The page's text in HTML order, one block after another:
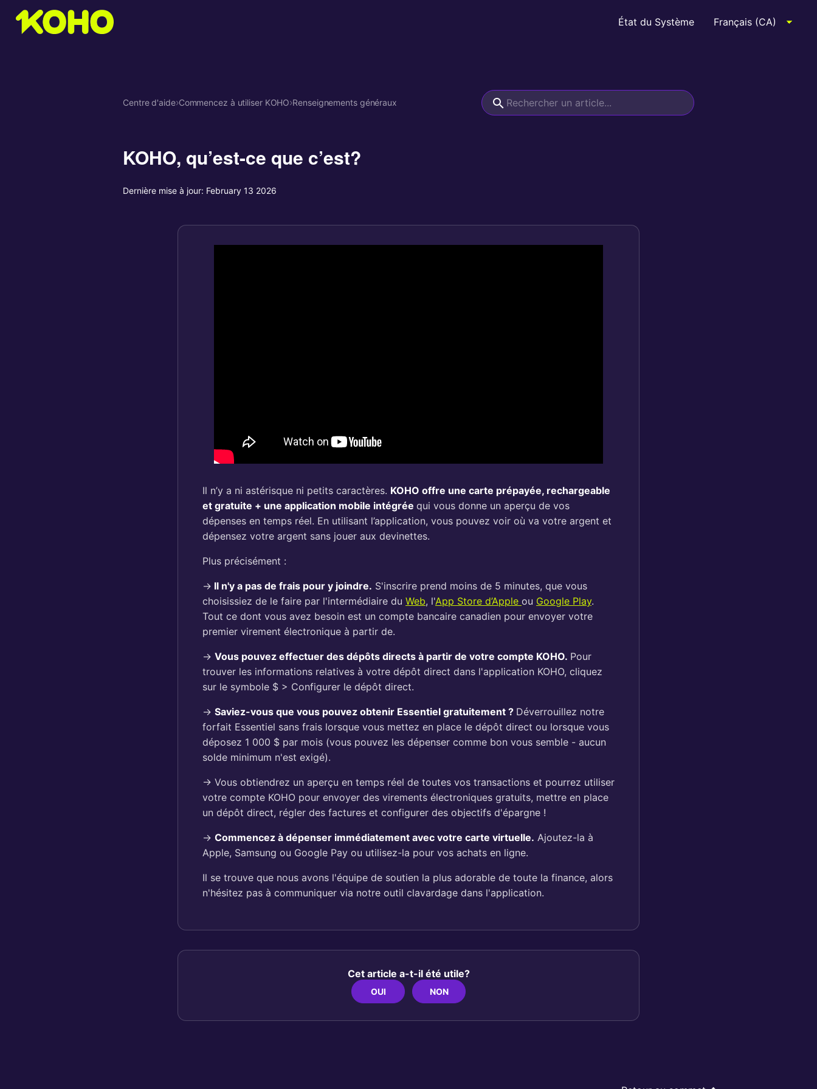
État du Système
Centre d'aide›Commencez à utiliser KOHO›Renseignements généraux
KOHO, qu’est-ce que c’est?
Dernière mise à jour: February 13 2026
Il n’y a ni astérisque ni petits caractères. KOHO offre une carte prépayée, rechargeable
et gratuite + une application mobile intégrée qui vous donne un aperçu de vos
dépenses en temps réel. En utilisant l’application, vous pouvez voir où va votre argent et
dépensez votre argent sans jouer aux devinettes.
Plus précisément :
→ Il n'y a pas de frais pour y joindre. S'inscrire prend moins de 5 minutes, que vous
choisissiez de le faire par l'intermédiaire du Web, l'App Store d’Apple ou Google Play.
Tout ce dont vous avez besoin est un compte bancaire canadien pour envoyer votre
premier virement électronique à partir de.
→ Vous pouvez effectuer des dépôts directs à partir de votre compte KOHO. Pour
trouver les informations relatives à votre dépôt direct dans l'application KOHO, cliquez
sur le symbole $ > Configurer le dépôt direct.
→ Saviez-vous que vous pouvez obtenir Essentiel gratuitement ? Déverrouillez notre
forfait Essentiel sans frais lorsque vous mettez en place le dépôt direct ou lorsque vous
déposez 1 000 $ par mois (vous pouvez les dépenser comme bon vous semble - aucun
solde minimum n'est exigé).
→ Vous obtiendrez un aperçu en temps réel de toutes vos transactions et pourrez utiliser
votre compte KOHO pour envoyer des virements électroniques gratuits, mettre en place
un dépôt direct, régler des factures et configurer des objectifs d'épargne !
→ Commencez à dépenser immédiatement avec votre carte virtuelle. Ajoutez-la à
Apple, Samsung ou Google Pay ou utilisez-la pour vos achats en ligne.
Il se trouve que nous avons l'équipe de soutien la plus adorable de toute la finance, alors
n'hésitez pas à communiquer via notre outil clavardage dans l'application.
Cet article a-t-il été utile?
OUI NON